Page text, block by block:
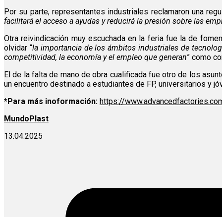
Por su parte, representantes industriales reclamaron una
facilitará el acceso a ayudas y reducirá la presión sobre las
Otra reivindicación muy escuchada en la feria fue la de
olvidar “la importancia de los ámbitos industriales de
competitividad, la economía y el empleo que generan” como
El de la falta de mano de obra cualificada fue otro de los
un encuentro destinado a estudiantes de FP, universitarios y
*Para más inoformación: https://
MundoPlast
13.04.2025